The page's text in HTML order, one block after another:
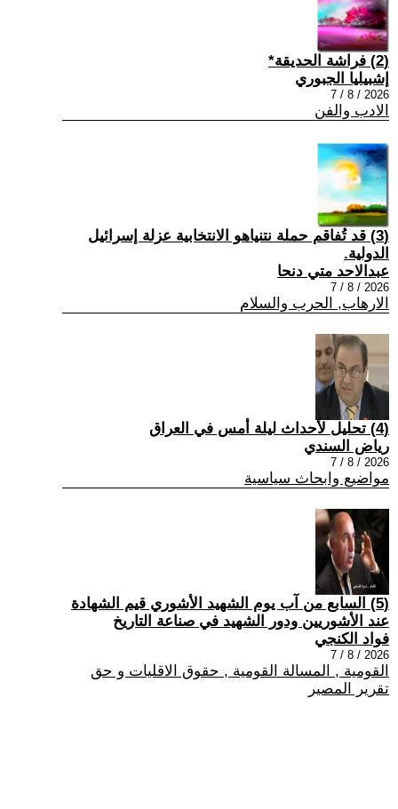
(2) فراشة الحديقة*
إشبيليا الجبوري
2026 / 8 / 7
الادب والفن
(3) قد تُفاقم حملة نتنياهو الانتخابية عزلة إسرائيل
الدولية.
عبدالاحد متي دنحا
2026 / 8 / 7
الارهاب, الحرب والسلام
(4) تحليل لأحداث ليلة أمس في العراق
رياض السندي
2026 / 8 / 7
مواضيع وابحاث سياسية
(5) السابع من آب يوم الشهيد الأشوري قيم الشهادة
عند الأشوريين ودور الشهيد في صناعة التاريخ
فواد الكنجي
2026 / 8 / 7
القومية , المسالة القومية , حقوق الاقليات و حق
تقرير المصير